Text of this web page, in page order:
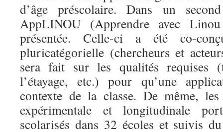
d’âge préscolaire. Dans un
AppLINOU (Apprendre avec
présentée. Celle-ci a été co-
pluricatégorielle (chercheurs et
sera fait sur les qualités requises
l’étayage, etc.) pour qu’une
contexte de la classe. De même, les
expérimentale et longitudinale
scolarisés dans 32 écoles et suivis